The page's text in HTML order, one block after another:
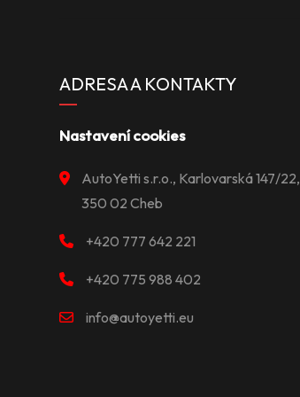
ADRESA A KONTAKTY
Nastavení cookies
AutoYetti s.r.o., Karlovarská 147/22,
350 02 Cheb
+420 777 642 221
+420 775 988 402
info@autoyetti.eu